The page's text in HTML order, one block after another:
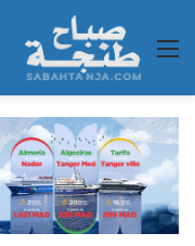
القائمة